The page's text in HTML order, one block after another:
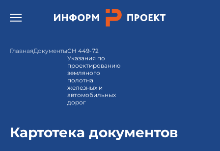
Открыть бургер меню.
ГлавнаяДокументыСН 449-72
Указания по
проектированию
земляного
полотна
железных и
автомобильных
дорог
Картотека документов